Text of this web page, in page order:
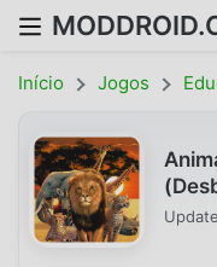
Início Jogos